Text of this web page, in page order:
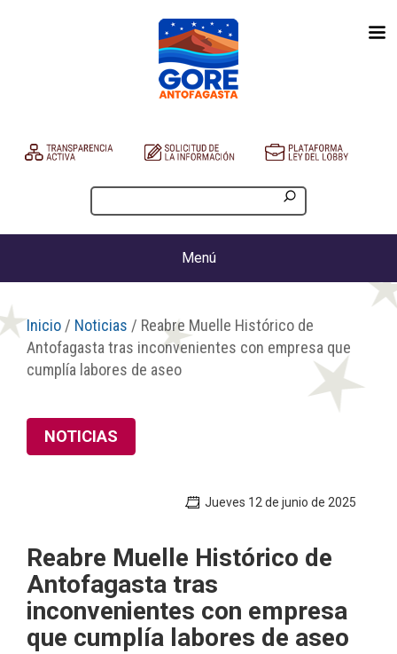
Menú
Inicio / Noticias / Reabre Muelle Histórico de
Antofagasta tras inconvenientes con empresa que
cumplía labores de aseo
NOTICIAS
Jueves 12 de junio de 2025
Reabre Muelle Histórico de
Antofagasta tras
inconvenientes con empresa
que cumplía labores de aseo